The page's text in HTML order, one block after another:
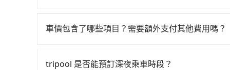
站附近繳停車費，就顯得非常不划算。再者，租
包車旅遊、參加喜宴/喪禮、就醫回診、登山露營
據。
車價包含了哪些項目？需要額外支付其他費用嗎？
客負擔，沒有其他巧令名目的隱藏費用，網站上看
tripool 是否能預訂深夜乘車時段？